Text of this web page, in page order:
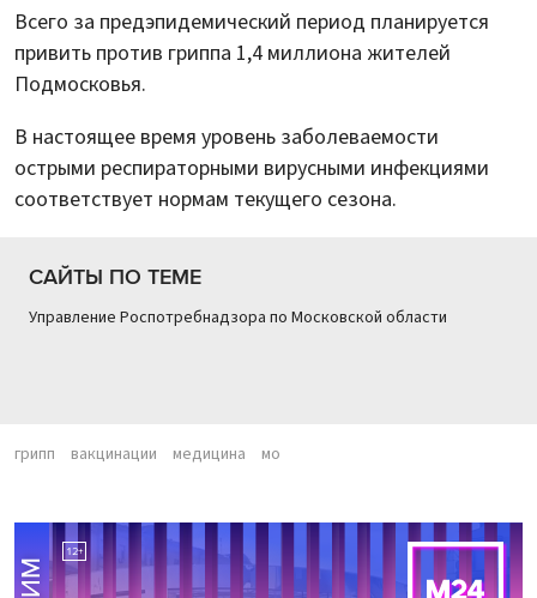
Всего за предэпидемический период планируется
привить против гриппа 1,4 миллиона жителей
Подмосковья.
В настоящее время уровень заболеваемости
острыми респираторными вирусными инфекциями
соответствует нормам текущего сезона.
САЙТЫ ПО ТЕМЕ
Управление Роспотребнадзора по Московской области
грипп вакцинации медицина мо